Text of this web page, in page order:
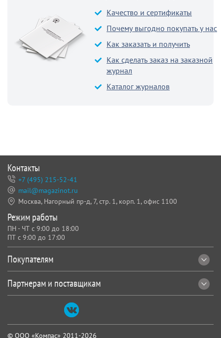
Качество и сертификаты
Почему выгодно покупать у нас
Как заказать и получить
Как сделать заказ на заказной
журнал
Каталог журналов
© ООО «Компас» 2011-2026
Покупателям
Партнерам и поставщикам
Контакты
+7 (495) 215-52-41
mail@magazinot.ru
Москва, Нагорный пр-д, 7, стр. 1, корп. 1, офис 1100
Режим работы
ПН - ЧТ с 9:00 до 18:00
ПТ с 9:00 до 17:00